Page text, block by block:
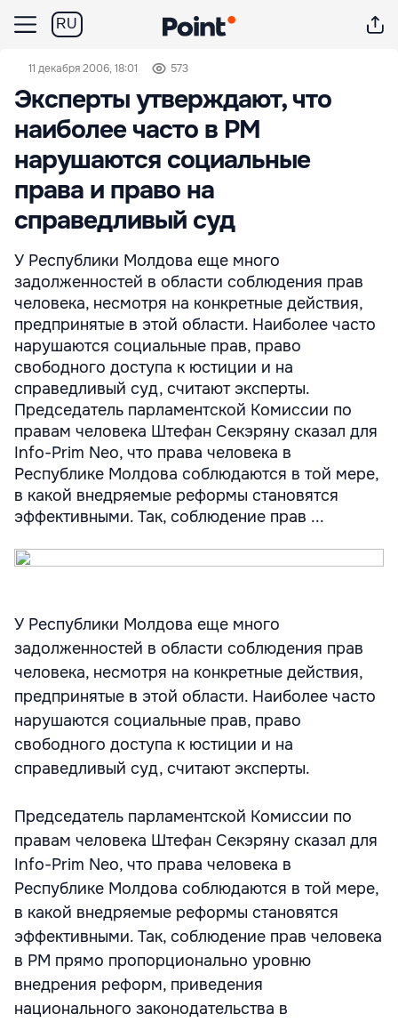
RU
11 декабря 2006, 18:01 573
Эксперты утверждают, что
наиболее часто в РМ
нарушаются социальные
права и право на
справедливый суд
У Республики Молдова еще много
задолженностей в области соблюдения прав
человека, несмотря на конкретные действия,
предпринятые в этой области. Наиболее часто
нарушаются социальные прав, право
свободного доступа к юстиции и на
справедливый суд, считают эксперты.
Председатель парламентской Комиссии по
правам человека Штефан Секэряну сказал для
Info-Prim Neo, что права человека в
Республике Молдова соблюдаются в той мере,
в какой внедряемые реформы становятся
эффективными. Так, соблюдение прав ...
У Республики Молдова еще много
задолженностей в области соблюдения прав
человека, несмотря на конкретные действия,
предпринятые в этой области. Наиболее часто
нарушаются социальные прав, право
свободного доступа к юстиции и на
справедливый суд, считают эксперты.
Председатель парламентской Комиссии по
правам человека Штефан Секэряну сказал для
Info-Prim Neo, что права человека в
Республике Молдова соблюдаются в той мере,
в какой внедряемые реформы становятся
эффективными. Так, соблюдение прав человека
в РМ прямо пропорционально уровню
внедрения реформ, приведения
национального законодательства в